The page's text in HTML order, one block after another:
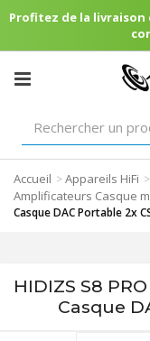
Profitez de la livraison
Accueil >Appareils HiFi >
Amplificateurs Casque
Casque DAC Portable 2x
HIDIZS S8
Casque